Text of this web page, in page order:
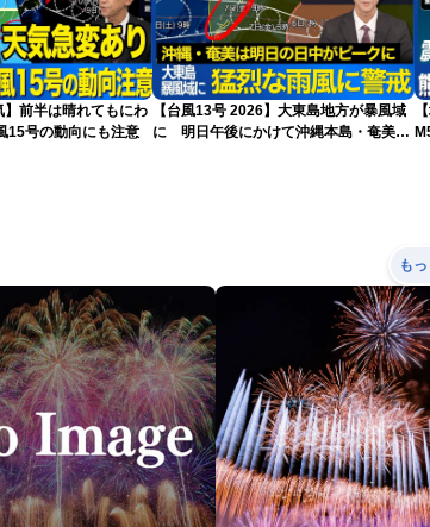
】前半は晴れてもにわ
15号の動向にも注意
【台風13号 2026】大東島地方が暴風域
に 明日午後にかけて沖縄本島・奄美通
も